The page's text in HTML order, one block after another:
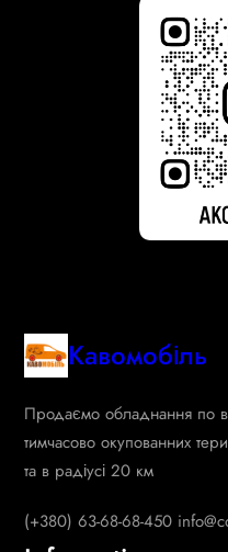
Кавомобіль
Продаємо обладнання по
тимчасово окупованних
та в радіусі 20 км
(+380) 63-68-68-450